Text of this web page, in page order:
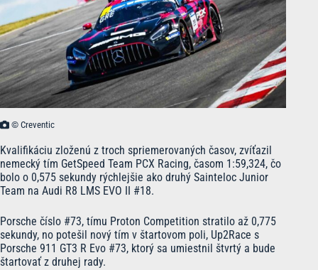
© Creventic
Kvalifikáciu zloženú z troch spriemerovaných časov, zvíťazil
nemecký tím GetSpeed Team PCX Racing, časom 1:59,324, čo
bolo o 0,575 sekundy rýchlejšie ako druhý Sainteloc Junior
Team na Audi R8 LMS EVO II #18.
Porsche číslo #73, tímu Proton Competition stratilo až 0,775
sekundy, no potešil nový tím v štartovom poli, Up2Race s
Porsche 911 GT3 R Evo #73, ktorý sa umiestnil štvrtý a bude
štartovať z druhej rady.